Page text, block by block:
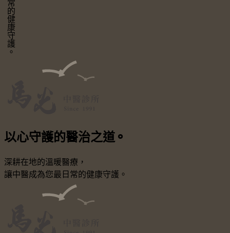
以心守護的醫治之道 ⚬
深耕在地的溫暖醫療，
讓中醫成為您最日常的健康守護。